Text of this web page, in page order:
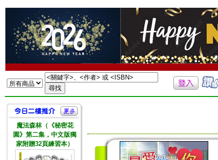
魔法森林（《秘密花
園》第二集，中文版獨
家附贈32頁練習本）